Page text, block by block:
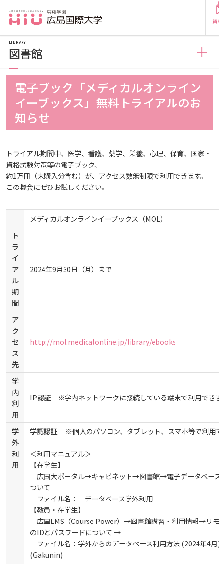
受験生の方
在学生の方 卒業生
保護者の方 採用担
大学紹介
広島国際大学の概要
建学の精神
将来像
アドミッション・ポリシー
アドミッション・ポリシー（2027年度以降入学生）
アドミッション・ポリシー（2024～2026年度入学生
カリキュラム・ポリシー
カリキュラム・ポリシー（2024年度以降入学生）
カリキュラム・ポリシー（2023年度入学生）
カリキュラム・ポリシー（2020～2022年度入学生）
カリキュラム・ポリシー（2016～2019年度保健医療
医療福祉・医療経営・看護）
ディプロマ・ポリシー
ディプロマ・ポリシー（2024年度入学生）
ディプロマ・ポリシー（2020～2023年度入学生）
ディプロマ・ポリシー（2016～2019年度入学生）
沿革
学園からのメッセージ
学長メッセージ
情報の公表
教育研究上の目的・基本組織について
研究者要覧
学費・入学金等費用について
学生生活支援について
就職支援について
動物実験に関する情報について
財務・事業計画等について
教職課程について
規定
規定・教育課程・シラバス
別表第1・第2 様式第1・第2
広島国際大学倫理委員会規定
施設案内
施設紹介
東広島・呉キャンパス施設 名称・愛称
施設を動画で紹介
キャンパスの歴史を振り返る
心理臨床センター
学生寮・学生研修棟
宿泊施設
大学広報
プレスリリース
メディア掲載情報
SNS公式アカウント
ハラスメントについて
SDGsについて
入試情報
入試最新情報
入試概要
職の種BOOK
資料請求
窓口での資料受取りについて
関連情報
交通アクセス
学園・姉妹校のご案内
お問い合わせ
学部
保健医療学部
総合リハビリテーション学部
健康スポーツ学部
健康科学部
看護学部
薬学部
大学院・専攻科
医療科学研究科
保健医療学専攻
リハビリテーション学専攻
健康科学研究科
医療福祉学専攻
医療経営学専攻
心理学専攻
看護学研究科
看護学専攻
薬学研究科
助産学専攻科
就職・キャリア支援
就職支援
就業力育成プログラム
エクステンション講座
開講講座
受講申込方法
資格取得奨励金制度
就職データ
キャリア支援係利用案内
産官学連携
研究連携相談
研究者要覧
研究者情報（学会賞・研究者インタビュー）
公的研究費の責任体系について
安全保障貿易管理
研究倫理
地域連携
公開講座
公開講座
公開講座 過去の開講コース
高大連携
子ども向け体験講座
子ども向け体験講座
子ども向け体験講座 過去の開講コース
ボランティア活動
科目等履修生制度
国際交流
国際化ビジョン
海外研修情報
海外研修
学生短期海外研修
外国人留学生
国際交流イベント
アジア介護・福祉教育研修センター
アクセス
Language
JP（日本語） EN（英語） CH
資
電子ブック「メディカルオンライン
イーブックス」無料トライアルのお
知らせ
トライアル期間中、医学、看護、薬学、栄養、心理、保育、国家・
資格試験対策等の電子ブック、
約1万冊（未購入分含む）が、アクセス数無制限で利用できます。
この機会にぜひお試しください。
メディカルオンラインイーブックス（MOL）
ト
ラ
イ
ア
ル
期
間
2024年9月30日（月）まで
ア
ク
セ
ス
先
http://mol.medicalonline.jp/library/ebooks
学
内
利
用
IP認証 ※学内ネットワークに接続している端末で利用でき
学
外
利
用
学認認証 ※個人のパソコン、タブレット、スマホ等で利用
＜利用マニュアル＞
【在学生】
広国大ポータル→キャビネット→図書館→電子データベー
ついて
ファイル名： データベース学外利用
【教員・在学生】
広国LMS（Course Power）→図書館講習・利用情報→リ
のIDとパスワードについて →
ファイル名：学外からのデータベース利用方法 (2024年
(Gakunin)
LIBRARY
図書館
図書館
図書館概要
利用案内（学外利用者）
電子ブック・電子ジャーナルなど
電子ブックをさがす
電子ジャーナルをさがす
学外からのつかいかた
看護師・保健師国家試験対策
活動とイベント
利用講習会
学生図書委員の活動
施設案内
よくある質問
図書館だより『Library News』
お知らせ
2026年
2025年
2024年
2023年
2022年
2021年